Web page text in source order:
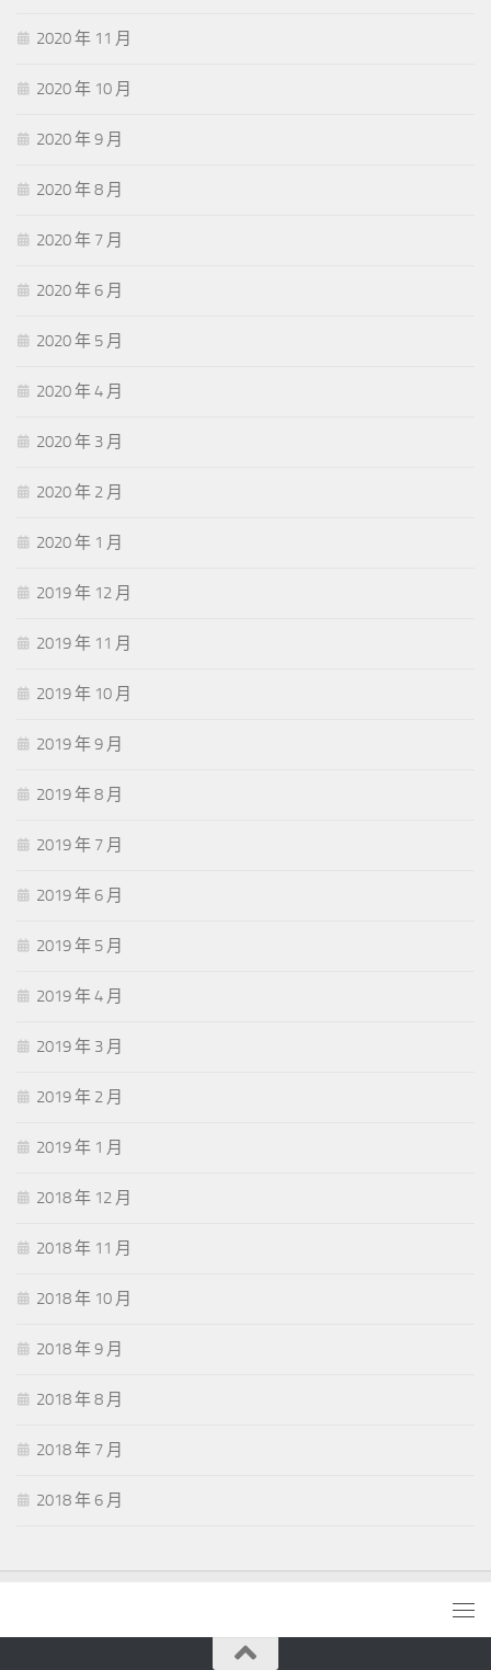
2020 年 11 月
2020 年 10 月
2020 年 9 月
2020 年 8 月
2020 年 7 月
2020 年 6 月
2020 年 5 月
2020 年 4 月
2020 年 3 月
2020 年 2 月
2020 年 1 月
2019 年 12 月
2019 年 11 月
2019 年 10 月
2019 年 9 月
2019 年 8 月
2019 年 7 月
2019 年 6 月
2019 年 5 月
2019 年 4 月
2019 年 3 月
2019 年 2 月
2019 年 1 月
2018 年 12 月
2018 年 11 月
2018 年 10 月
2018 年 9 月
2018 年 8 月
2018 年 7 月
2018 年 6 月